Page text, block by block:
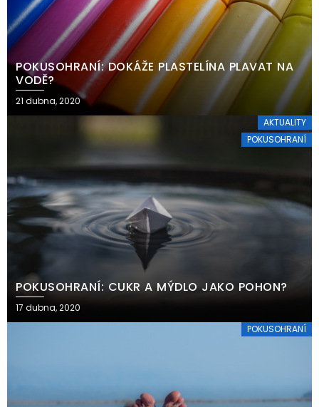
POKUSOHRANÍ: DOKÁŽE PLASTELÍNA PLAVAT NA
VODĚ?
21 dubna, 2020
AKTUALITY
POKUSOHRANÍ
POKUSOHRANÍ: CUKR A MÝDLO JAKO POHON?
17 dubna, 2020
POKUSOHRANÍ